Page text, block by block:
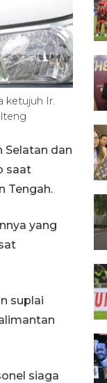
ketujuh Ir.
Selatan dan
saat
Tengah.
yang
suplai
siaga